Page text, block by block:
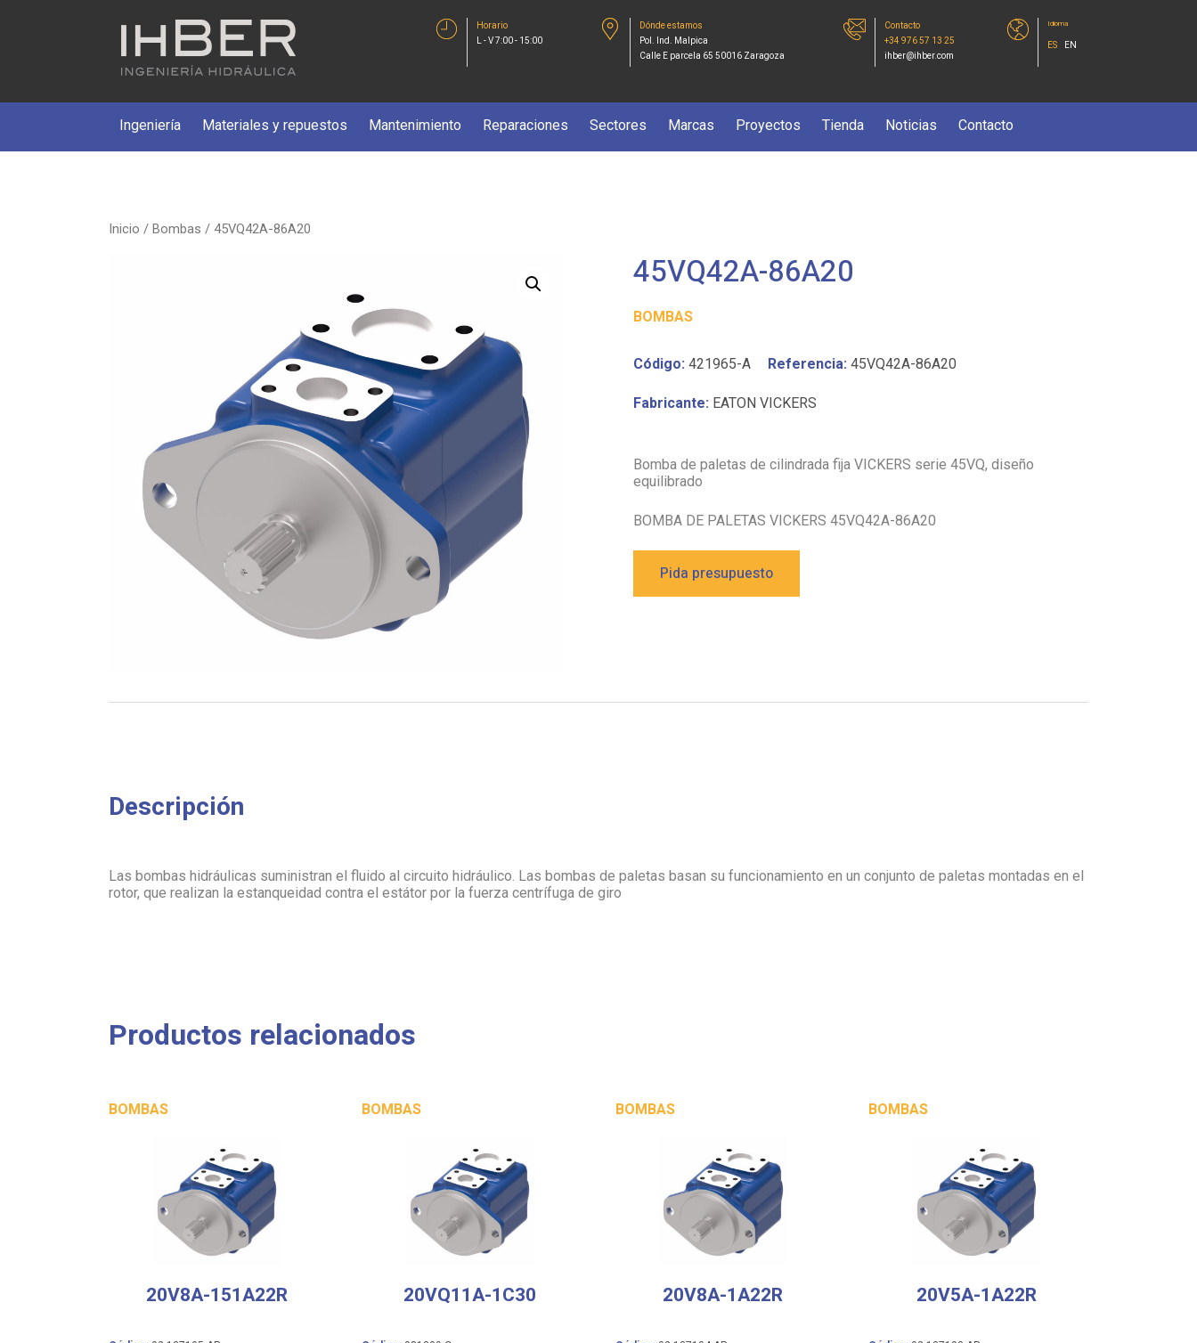
Horario
L - V 7:00 - 15:00
Dónde estamos
Pol. Ind. Malpica
Calle E parcela 65 50016 Zaragoza
Contacto
+34 976 57 13 25
ihber@ihber.com
Idioma
ES EN
Ingeniería Materiales y repuestos Mantenimiento Reparaciones Sectores Marcas Proyectos Tienda Noticias Contacto
Inicio / Bombas / 45VQ42A-86A20
45VQ42A-86A20
BOMBAS
Código: 421965-A Referencia: 45VQ42A-86A20
Fabricante: EATON VICKERS
Bomba de paletas de cilindrada fija VICKERS serie 45VQ, diseño
equilibrado
BOMBA DE PALETAS VICKERS 45VQ42A-86A20
Pida presupuesto
Descripción
Las bombas hidráulicas suministran el fluido al circuito hidráulico. Las bombas de paletas basan su funcionamiento en un conjunto de paletas montadas en el
rotor, que realizan la estanqueidad contra el estátor por la fuerza centrífuga de giro
Productos relacionados
BOMBAS
20V8A-151A22R
BOMBAS
20VQ11A-1C30
BOMBAS
20V8A-1A22R
BOMBAS
20V5A-1A22R